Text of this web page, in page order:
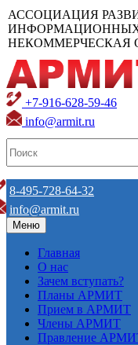
АССОЦИАЦИЯ
НЕКОММЕРЧЕСКАЯ
+7-916-628-59-46
info@armit.ru
8-495-728-64-32
info@armit.ru
Меню
Главная
О нас
Зачем вступать?
Планы АРМИТ
Прием в АРМИТ
Члены АРМИТ
Правление